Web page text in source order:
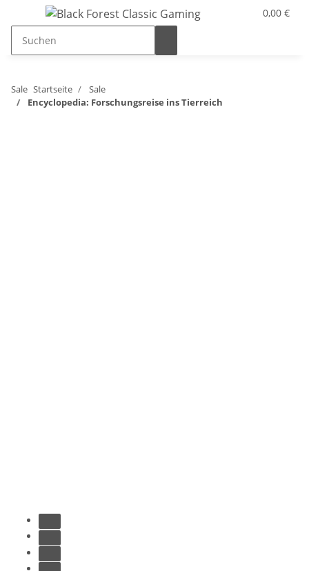
0,00 €
Sale Startseite
Sale
Encyclopedia: Forschungsreise ins Tierreich